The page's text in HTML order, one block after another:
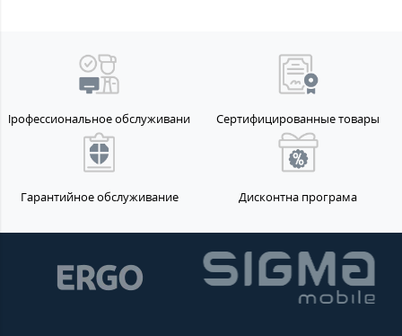
Профессиональное обслуживание Сертифицированные товары
Гарантийное обслуживание Дисконтна програма